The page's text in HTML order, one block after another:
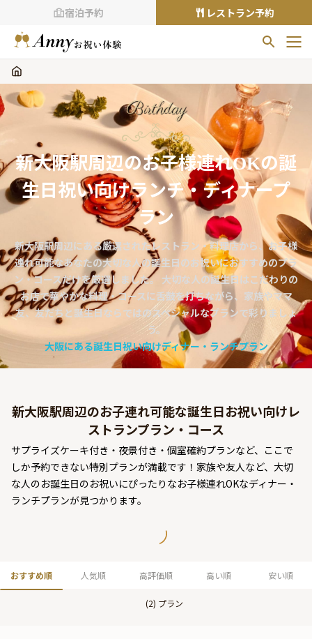
宿泊予約 レストラン予約
お気に入りの登録がありません
プランの をクリックすることで
お気に入りに追加できます。
閲覧履歴
閲覧履歴はありません
過去に見たお店が最大10件まで表示されます。
10件を超えると、古いものから順に削除されます。
TOP
Annyお祝い体験について
Annyお祝いアイテムについて
よくあるご質問
お問い合わせ
Birthday
新大阪駅周辺のお子様連れOKの誕
生日祝い向けランチ・ディナープ
ラン
新大阪駅周辺にある厳選されたレストラン・料理店から、お子様
連れ可能なあなたの大切な人の誕生日のお祝いにおすすめのプラ
ン・コースだけを厳選しました。 大切な人の誕生日はこだわりの
お店で華やかな料理・コースに舌鼓を打ちながら、家族やママ
友、友だちと誕生日ならではのスペシャルなプランで彩りましょ
う。
大阪にある誕生日祝い向けディナー・ランチプラン
新大阪駅周辺のお子連れ可能な誕生日お祝い向けレ
ストランプラン・コース
サプライズケーキ付き・夜景付き・個室確約プランなど、ここで
しか予約できない特別プランが満載です！家族や友人など、大切
な人のお誕生日のお祝いにぴったりなお子様連れOKなディナー・
ランチプランが見つかります。
おすすめ順 人気順 高評価順 高い順 安い順
(2) プラン